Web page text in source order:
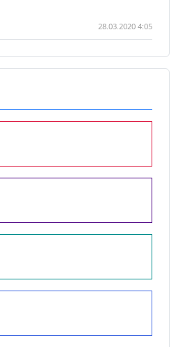
28.03.2020 4:05